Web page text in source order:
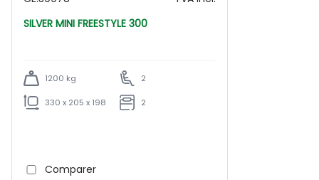
SILVER MINI FREESTYLE 300
1200 kg 2
330 x 205 x 198 2
Comparer